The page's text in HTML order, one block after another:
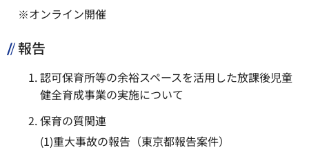
※オンライン開催
報告
認可保育所等の余裕スペースを活用した放課後児童
健全育成事業の実施について
保育の質関連
(1)重大事故の報告（東京都報告案件）